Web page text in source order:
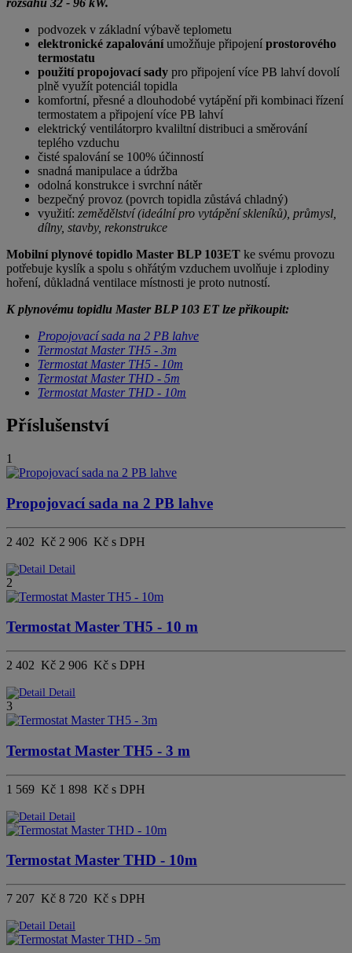
podvozek v základní výbavě teplometu
elektronické zapalováníumožňuje připojení prostorového
termostatu
použití propojovací sady pro připojení více PB lahví dovolí
plně využít potenciál topidla
komfortní, přesné a dlouhodobé vytápění při kombinaci řízení
termostatem a připojení více PB lahví
elektrický ventilátorpro kvaliltní distribuci a směrování
teplého vzduchu
čisté spalování se 100% účinností
snadná manipulace a údržba
odolná konstrukce i svrchní nátěr
bezpečný provoz (povrch topidla zůstává chladný)
využití: zemědělství (ideální pro vytápění skleníků), průmysl,
dílny, stavby, rekonstrukce
Mobilní plynové topidlo Master BLP 103ET ke svému provozu
potřebuje kyslík a spolu s ohřátým vzduchem uvolňuje i zplodiny
hoření, důkladná ventilace místnosti je proto nutností.
K plynovému topidlu Master BLP 103 ET lze přikoupit:
Propojovací sada na 2 PB lahve
Termostat Master TH5 - 3m
Termostat Master TH5 - 10m
Termostat Master THD - 5m
Termostat Master THD - 10m
Příslušenství
1
Propojovací sada na 2 PB lahve
2 402 Kč 2 906 Kč s DPH
Detail
2
Termostat Master TH5 - 10 m
2 402 Kč 2 906 Kč s DPH
Detail
3
Termostat Master TH5 - 3 m
1 569 Kč 1 898 Kč s DPH
Detail
Termostat Master THD - 10m
7 207 Kč 8 720 Kč s DPH
Detail